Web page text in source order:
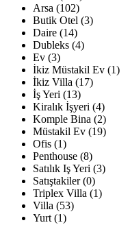
Arsa (102)
Butik Otel (3)
Daire (14)
Dubleks (4)
Ev (3)
İkiz Müstakil Ev (1)
İkiz Villa (17)
İş Yeri (13)
Kiralık İşyeri (4)
Komple Bina (2)
Müstakil Ev (19)
Ofis (1)
Penthouse (8)
Satılık Iş Yeri (3)
Satıştakiler (0)
Triplex Villa (1)
Villa (53)
Yurt (1)